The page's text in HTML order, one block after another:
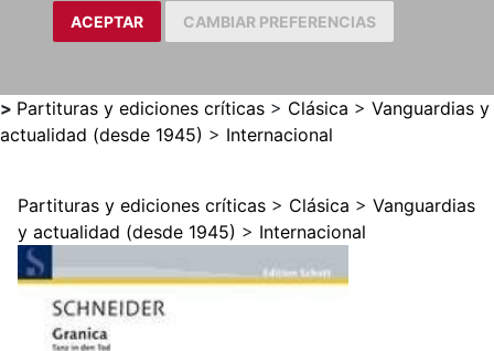
ACEPTAR CAMBIAR PREFERENCIAS
> Partituras y ediciones críticas > Clásica > Vanguardias y
actualidad (desde 1945) > Internacional
Partituras y ediciones críticas > Clásica > Vanguardias
y actualidad (desde 1945) > Internacional